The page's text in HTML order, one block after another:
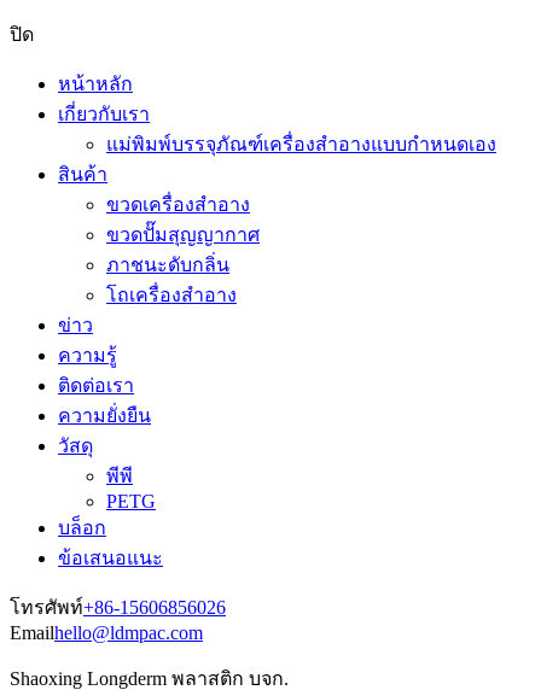
ปิด
หน้าหลัก
เกี่ยวกับเรา
แม่พิมพ์บรรจุภัณฑ์เครื่องสำอางแบบกำหนดเอง
สินค้า
ขวดเครื่องสำอาง
ขวดปั๊มสุญญากาศ
ภาชนะดับกลิ่น
โถเครื่องสำอาง
ข่าว
ความรู้
ติดต่อเรา
ความยั่งยืน
วัสดุ
พีพี
PETG
บล็อก
ข้อเสนอแนะ
โทรศัพท์+86-15606856026
Emailhello@ldmpac.com
Shaoxing Longderm พลาสติก บจก.